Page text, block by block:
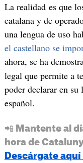
La realidad es que
catalana y de
una lengua de uso
el castellano se
ahora, se ha
legal que permite a
poder declarar en
español.
📲 Mantente al
hora de
Descárgate aquí